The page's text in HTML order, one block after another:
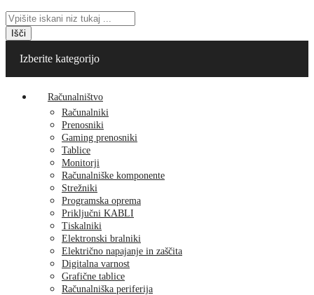
Išči
Izberite kategorijo
Računalništvo
Računalniki
Prenosniki
Gaming prenosniki
Tablice
Monitorji
Računalniške komponente
Strežniki
Programska oprema
Priključni KABLI
Tiskalniki
Elektronski bralniki
Električno napajanje in zaščita
Digitalna varnost
Grafične tablice
Računalniška periferija